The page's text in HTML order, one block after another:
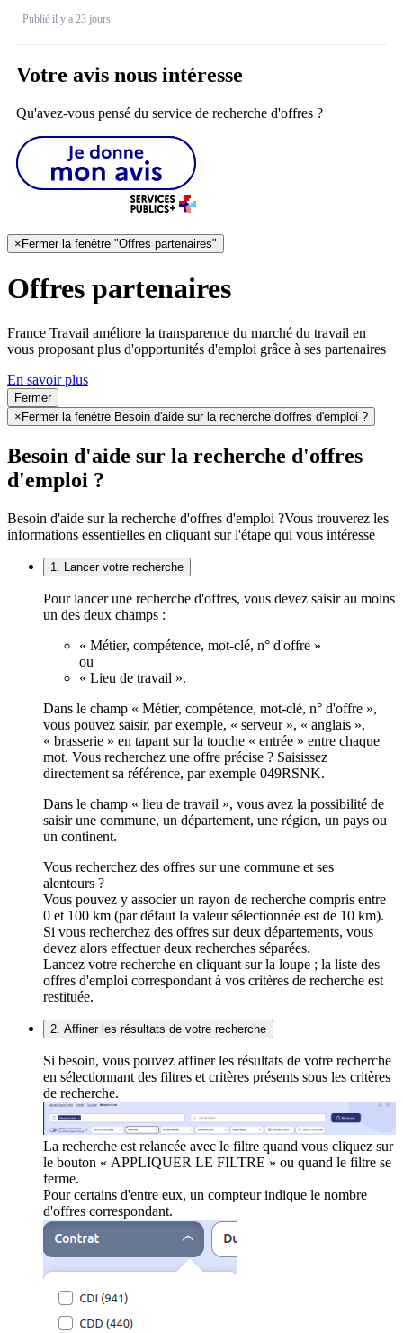
Publié il y a 23 jours
Votre avis nous intéresse
Qu'avez-vous pensé du service de recherche d'offres ?
× Fermer la fenêtre "Offres partenaires"
Offres partenaires
France Travail améliore la transparence du marché du travail en
vous proposant plus d'opportunités d'emploi grâce à ses partenaires
En savoir plus
Fermer
× Fermer la fenêtre Besoin d'aide sur la recherche d'offres d'emploi ?
Besoin d'aide sur la recherche d'offres
d'emploi ?
Besoin d'aide sur la recherche d'offres d'emploi ?Vous trouverez les
informations essentielles en cliquant sur l'étape qui vous intéresse
1. Lancer votre recherche
Pour lancer une recherche d'offres, vous devez saisir au moins
un des deux champs :
« Métier, compétence, mot-clé, n° d'offre »
ou
« Lieu de travail ».
Dans le champ « Métier, compétence, mot-clé, n° d'offre »,
vous pouvez saisir, par exemple, « serveur », « anglais »,
« brasserie » en tapant sur la touche « entrée » entre chaque
mot. Vous recherchez une offre précise ? Saisissez
directement sa référence, par exemple 049RSNK.
Dans le champ « lieu de travail », vous avez la possibilité de
saisir une commune, un département, une région, un pays ou
un continent.
Vous recherchez des offres sur une commune et ses
alentours ?
Vous pouvez y associer un rayon de recherche compris entre
0 et 100 km (par défaut la valeur sélectionnée est de 10 km).
Si vous recherchez des offres sur deux départements, vous
devez alors effectuer deux recherches séparées.
Lancez votre recherche en cliquant sur la loupe ; la liste des
offres d'emploi correspondant à vos critères de recherche est
restituée.
2. Affiner les résultats de votre recherche
Si besoin, vous pouvez affiner les résultats de votre recherche
en sélectionnant des filtres et critères présents sous les critères
de recherche.
La recherche est relancée avec le filtre quand vous cliquez sur
le bouton « APPLIQUER LE FILTRE » ou quand le filtre se
ferme.
Pour certains d'entre eux, un compteur indique le nombre
d'offres correspondant.